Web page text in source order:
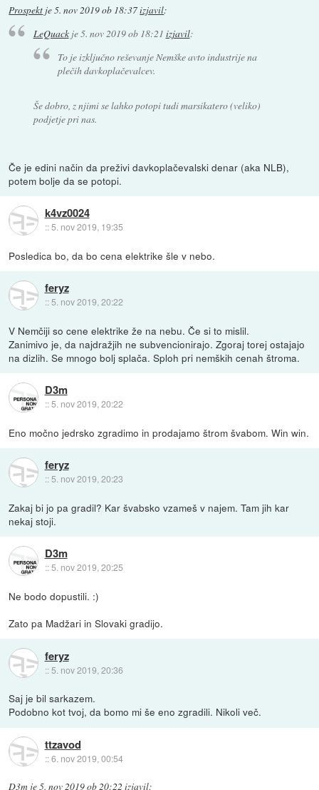
Prospekt je5. nov 2019 ob 18:37izjavil:
LeQuackje5. nov 2019 ob 18:21 izjavil:
To je izključno reševanje Nemške avto industrije na
plečih davkoplačevalcev.
Še dobro, z njimi se lahko potopi tudi marsikatero (veliko)
podjetje pri nas.
Če je edini način da preživi davkoplačevalski denar (aka NLB),
potem bolje da se potopi.
k4vz0024
::5. nov 2019, 19:35
Posledica bo, da bo cena elektrike šle v nebo.
feryz
:: 5. nov 2019, 20:22
V Nemčiji so cene elektrike že na nebu. Če si to mislil.
Zanimivo je, da najdražjih ne subvencionirajo. Zgoraj torej ostajajo
na dizlih. Se mnogo bolj splača. Sploh pri nemških cenah štroma.
D3m
::5. nov 2019, 20:22
Eno močno jedrsko zgradimo in prodajamo štrom švabom. Win win.
feryz
:: 5. nov 2019, 20:23
Zakaj bi jo pa gradil? Kar švabsko vzameš v najem. Tam jih kar
nekaj stoji.
D3m
::5. nov 2019, 20:25
Ne bodo dopustili. :)
Zato pa Madžari in Slovaki gradijo.
feryz
:: 5. nov 2019, 20:36
Saj je bil sarkazem.
Podobno kot tvoj, da bomo mi še eno zgradili. Nikoli več.
ttzavod
::6. nov 2019, 00:54
D3m je5. nov 2019 ob 20:22 izjavil: